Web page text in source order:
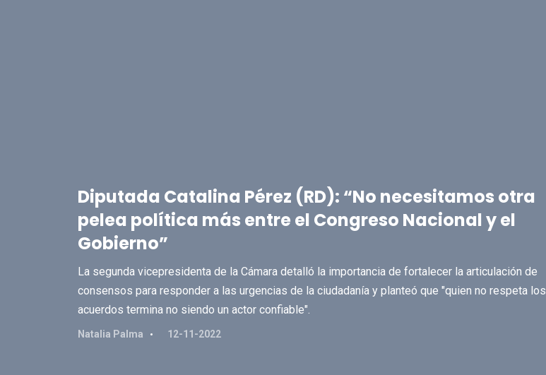
Diputada Catalina Pérez (RD): “No necesitamos otra
pelea política más entre el Congreso Nacional y el
Gobierno”
La segunda vicepresidenta de la Cámara detalló la importancia de fortalecer la articulación de
consensos para responder a las urgencias de la ciudadanía y planteó que "quien no respeta los
acuerdos termina no siendo un actor confiable".
Natalia Palma 12-11-2022